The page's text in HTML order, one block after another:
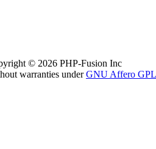
© 2026 PHP-Fusion Inc
warranties underGNU Affero GPL